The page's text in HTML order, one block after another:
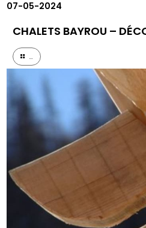
07-05-2024
CHALETS BAYROU –
...